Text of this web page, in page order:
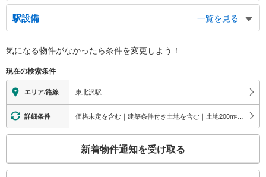
出口（東口改札）
北沢３～５、上原２・３、大山町、駒場３・４、松蔭中学校・高等学校、東京
大学駒場リサーチキャンパス、バスのりば
出口（西口改札）
駅設備
一覧を見る
※段差なしでの移動経路
地上⇔改札⇔ホーム：○
エレベータ
・ホーム⇔改札
トイレ
《多機能トイレ》
・有り
気になる物件がなかったら条件を変更しよう！
現在の検索条件
エリア/路線 東北沢駅
詳細条件 価格未定を含む｜建築条件付き土地を含む｜土地200m2 以上
検
新着物件通知を受け取る